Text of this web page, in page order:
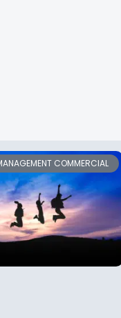
COMMERCIAL